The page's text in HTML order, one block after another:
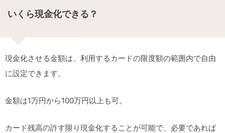
いくら現金化できる？
現金化させる金額は、利用するカードの限度額の範囲内で自由
に設定できます。
金額は1万円から100万円以上も可。
カード残高の許す限り現金化することが可能で、必要であれば